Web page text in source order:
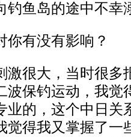
钓鱼岛的途中不幸
有没有影响？
很大，当时很多
波保钓运动，我觉
业的，这个中日关
觉得我又掌握了一